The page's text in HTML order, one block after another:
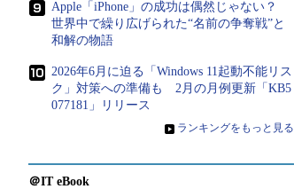
Apple「iPhone」の成功は偶然じゃない？
世界中で繰り広げられた“名前の争奪戦”と
和解の物語
2026年6月に迫る「Windows 11起動不能リス
ク」対策への準備も 2月の月例更新「KB5
077181」リリース
» ランキングをもっと見る
＠IT eBook